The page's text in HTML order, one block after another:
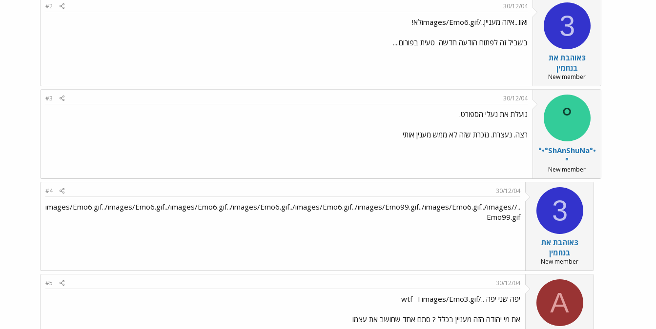
3
3אוהבת את
בנחמין
New member
30/12/04
#2
ואוו...איזה מעניין../images/Emo6.gifלא!
בשביל זה לפתוח הודעה חדשה טעית בפורום....
°
°•°ShAnShuNa°•
°
New member
30/12/04
#3
נועלת את נעלי הספורט.
רצה. נעצרת. נזכרת שזה לא ממש מענין אותי
3
3אוהבת את
בנחמין
New member
30/12/04
#4
../images/Emo6.gif../images/Emo6.gif../images/Emo6.gif../images/Emo6.gif../images/Emo6.gif../images/Emo99.gif../images/Emo6.gif../images/
Emo99.gif
A
30/12/04
#5
יפה שני יפה ../images/Emo3.gif ו--wtf
את מי יהודה הזה מעניין בכלל ? סתם אחד שחושב את עצמו